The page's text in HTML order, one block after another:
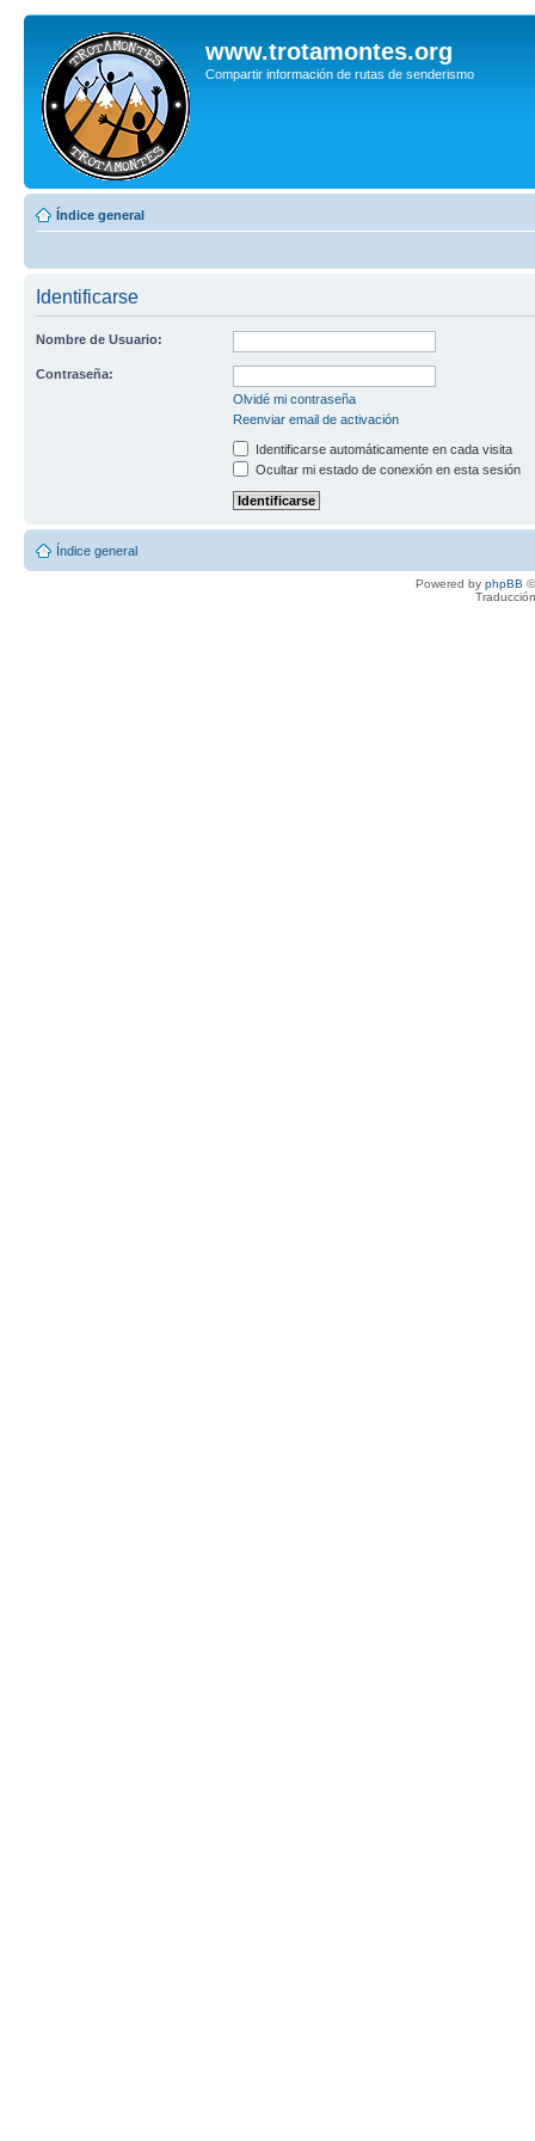
www.trotamontes.org
Compartir información de rutas de senderismo
Índice general
Identificarse
Nombre de Usuario:
Contraseña:
Olvidé mi contraseña
Reenviar email de activación
Identificarse automáticamente en cada visita
Ocultar mi estado de conexión en esta sesión
Índice general
Powered by phpBB